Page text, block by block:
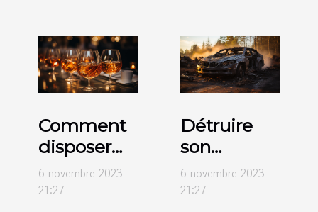
Comment
disposer
des verres
sur des
6 novembre 2023
21:27
Détruire
son
véhicule
hors usage
6 novembre 2023
21:27